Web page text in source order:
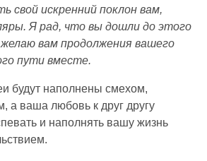
свой искренний поклон вам,
Я рад, что вы дошли до этого
вам продолжения вашего
пути вместе.
будут наполнены смехом,
а ваша любовь к друг другу
и наполнять вашу жизнь